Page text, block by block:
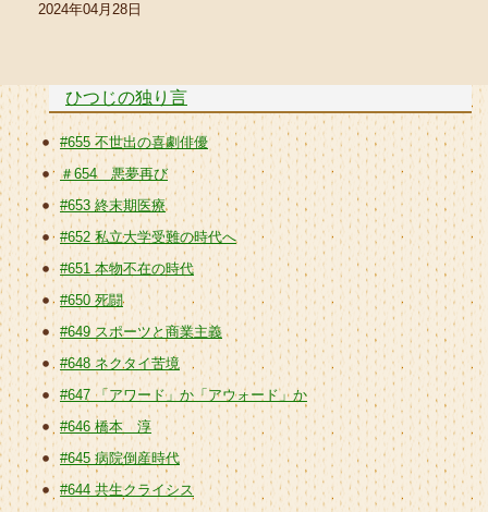
2024年04月28日
ひつじの独り言
#655 不世出の喜劇俳優
＃654 悪夢再び
#653 終末期医療
#652 私立大学受難の時代へ
#651 本物不在の時代
#650 死闘
#649 スポーツと商業主義
#648 ネクタイ苦境
#647 「アワード」か「アウォード」か
#646 橋本 淳
#645 病院倒産時代
#644 共生クライシス